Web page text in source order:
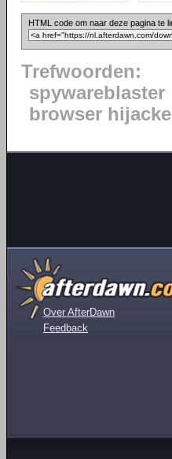
HTML code om naar deze pagina te
Trefwoorden:
spywareblaster
browser
Over AfterDawn
Feedback